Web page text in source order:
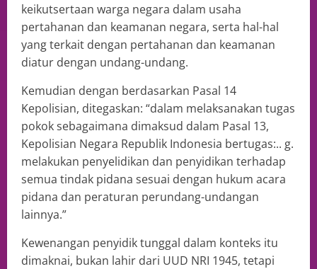
keikutsertaan warga negara dalam usaha
pertahanan dan keamanan negara, serta hal-hal
yang terkait dengan pertahanan dan keamanan
diatur dengan undang-undang.
Kemudian dengan berdasarkan Pasal 14
Kepolisian, ditegaskan: “dalam melaksanakan tugas
pokok sebagaimana dimaksud dalam Pasal 13,
Kepolisian Negara Republik Indonesia bertugas:.. g.
melakukan penyelidikan dan penyidikan terhadap
semua tindak pidana sesuai dengan hukum acara
pidana dan peraturan perundang-undangan
lainnya.”
Kewenangan penyidik tunggal dalam konteks itu
dimaknai, bukan lahir dari UUD NRI 1945, tetapi